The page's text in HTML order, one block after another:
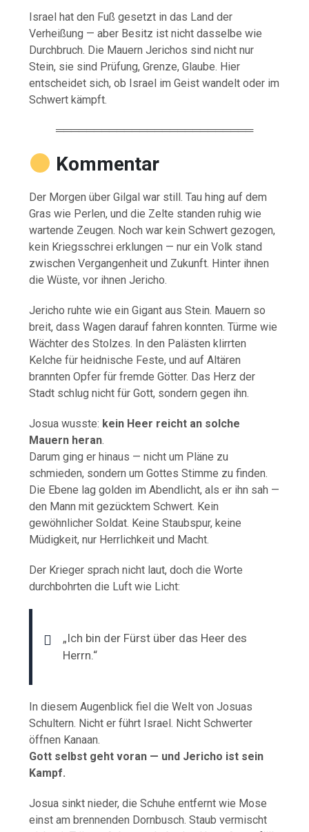
Israel hat den Fuß gesetzt in das Land der
Verheißung — aber Besitz ist nicht dasselbe wie
Durchbruch. Die Mauern Jerichos sind nicht nur
Stein, sie sind Prüfung, Grenze, Glaube. Hier
entscheidet sich, ob Israel im Geist wandelt oder im
Schwert kämpft.
══════════════════════════
Kommentar
Der Morgen über Gilgal war still. Tau hing auf dem
Gras wie Perlen, und die Zelte standen ruhig wie
wartende Zeugen. Noch war kein Schwert gezogen,
kein Kriegsschrei erklungen — nur ein Volk stand
zwischen Vergangenheit und Zukunft. Hinter ihnen
die Wüste, vor ihnen Jericho.
Jericho ruhte wie ein Gigant aus Stein. Mauern so
breit, dass Wagen darauf fahren konnten. Türme wie
Wächter des Stolzes. In den Palästen klirrten
Kelche für heidnische Feste, und auf Altären
brannten Opfer für fremde Götter. Das Herz der
Stadt schlug nicht für Gott, sondern gegen ihn.
Josua wusste: kein Heer reicht an solche
Mauern heran.
Darum ging er hinaus — nicht um Pläne zu
schmieden, sondern um Gottes Stimme zu finden.
Die Ebene lag golden im Abendlicht, als er ihn sah —
den Mann mit gezücktem Schwert. Kein
gewöhnlicher Soldat. Keine Staubspur, keine
Müdigkeit, nur Herrlichkeit und Macht.
Der Krieger sprach nicht laut, doch die Worte
durchbohrten die Luft wie Licht:
„Ich bin der Fürst über das Heer des
Herrn.“
In diesem Augenblick fiel die Welt von Josuas
Schultern. Nicht er führt Israel. Nicht Schwerter
öffnen Kanaan.
Gott selbst geht voran — und Jericho ist sein
Kampf.
Josua sinkt nieder, die Schuhe entfernt wie Mose
einst am brennenden Dornbusch. Staub vermischt